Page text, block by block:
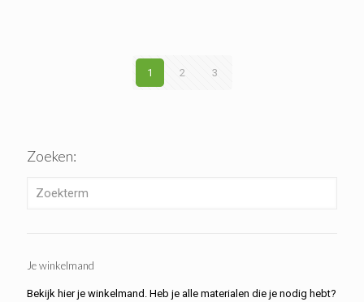
1 2 3
Zoeken:
Je winkelmand
Bekijk hier je winkelmand. Heb je alle materialen die je nodig hebt?